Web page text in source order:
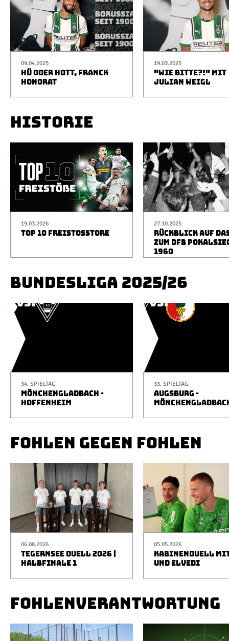
09.04.2025
HÜ ODER HOTT, FRANCK
HONORAT
19.03.2025
"WIE BITTE?!" MIT
JULIAN WEIGL
HISTORIE
19.03.2026
TOP 10 FREISTOSSTORE
27.10.2025
RÜCKBLICK AUF
ZUM DFB
1960
BUNDESLIGA 2025/26
34. SPIELTAG
MÖNCHENGLADBACH -
HOFFENHEIM
33. SPIELTAG
AUGSBURG -
FOHLEN GEGEN FOHLEN
06.08.2026
TEGERNSEE DUELL 2026 |
HALBFINALE 1
05.05.2026
KABINENDUELL
UND ELVEDI
FOHLENVERANTWORTUNG